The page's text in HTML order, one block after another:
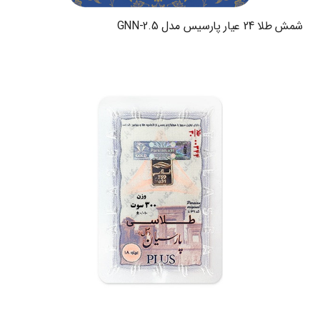
شمش طلا 24 عیار پارسیس مدل GNN-2.5